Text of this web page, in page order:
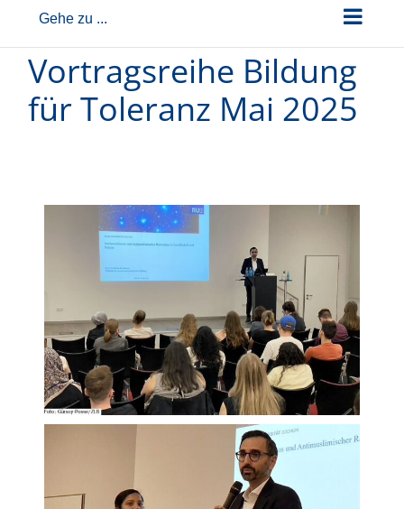
Gehe zu ...
Vortragsreihe Bildung
für Toleranz Mai 2025